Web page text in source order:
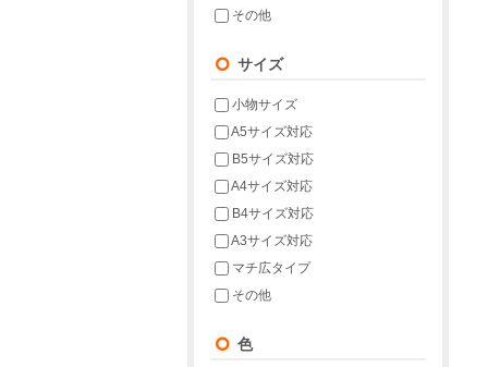
その他
サイズ
小物サイズ
A5サイズ対応
B5サイズ対応
A4サイズ対応
B4サイズ対応
A3サイズ対応
マチ広タイプ
その他
色